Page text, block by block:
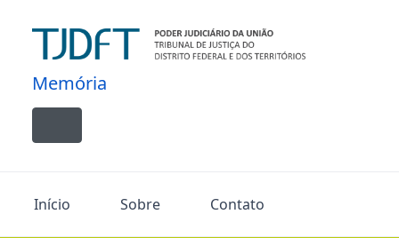
Memória
Toggle navigation
Início Sobre Contato